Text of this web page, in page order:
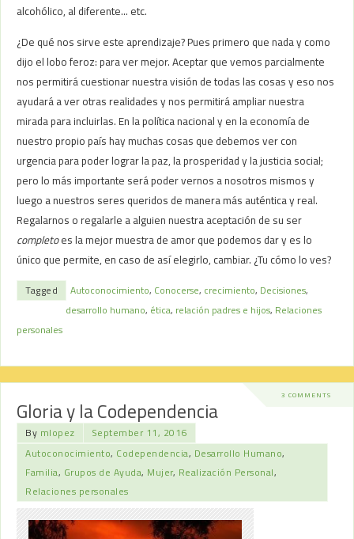
alcohólico, al diferente… etc.
¿De qué nos sirve este aprendizaje? Pues primero que nada y como
dijo el lobo feroz: para ver mejor. Aceptar que vemos parcialmente
nos permitirá cuestionar nuestra visión de todas las cosas y eso nos
ayudará a ver otras realidades y nos permitirá ampliar nuestra
mirada para incluirlas. En la política nacional y en la economía de
nuestro propio país hay muchas cosas que debemos ver con
urgencia para poder lograr la paz, la prosperidad y la justicia social;
pero lo más importante será poder vernos a nosotros mismos y
luego a nuestros seres queridos de manera más auténtica y real.
Regalarnos o regalarle a alguien nuestra aceptación de su ser
completoes la mejor muestra de amor que podemos dar y es lo
único que permite, en caso de así elegirlo, cambiar. ¿Tu cómo lo ves?
Tagged Autoconocimiento, Conocerse, crecimiento, Decisiones,
desarrollo humano, ética, relación padres e hijos, Relaciones
personales
3 COMMENTS
Gloria y la Codependencia
By mlopez
September 11, 2016
Autoconocimiento, Codependencia, Desarrollo Humano,
Familia, Grupos de Ayuda, Mujer, Realización Personal,
Relaciones personales